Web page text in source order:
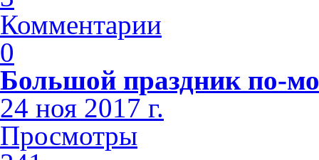
Комментарии
0
Большой праздник по-
24 ноя 2017 г.
Просмотры